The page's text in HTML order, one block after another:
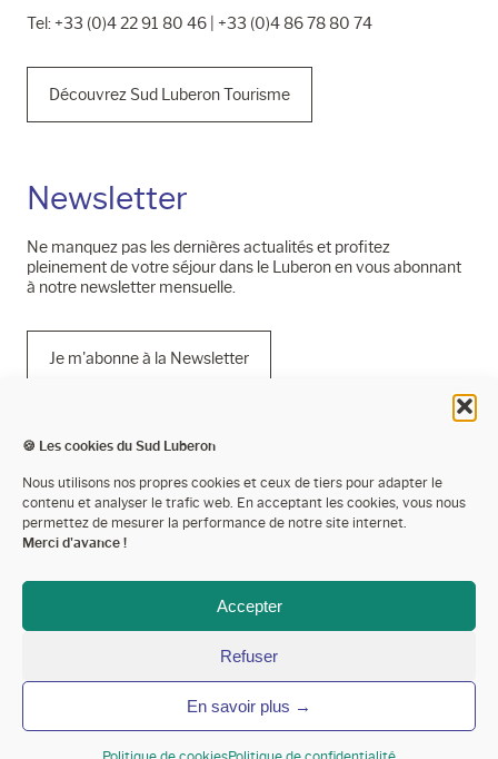
🍪 Les cookies du Sud Luberon
Nous utilisons nos propres cookies et ceux de tiers pour adapter le
contenu et analyser le trafic web. En acceptant les cookies, vous nous
permettez de mesurer la performance de notre site internet.
Merci d'avance !
Accepter
Refuser
En savoir plus →
Tel: +33 (0)4 22 91 80 46 | +33 (0)4 86 78 80 74
Découvrez Sud Luberon Tourisme
Newsletter
Ne manquez pas les dernières actualités et profitez
pleinement de votre séjour dans le Luberon en vous abonnant
à notre newsletter mensuelle.
Je m'abonne à la Newsletter
Mentions légales
Politique de confidentialité
Espace pro’
Annoncer votre événement